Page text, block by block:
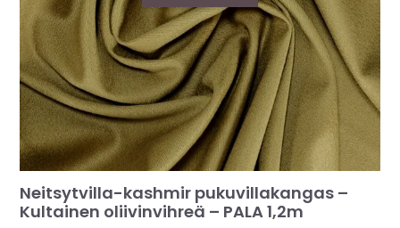
Neitsytvilla-kashmir pukuvillakangas –
Kultainen oliivinvihreä – PALA 1,2m